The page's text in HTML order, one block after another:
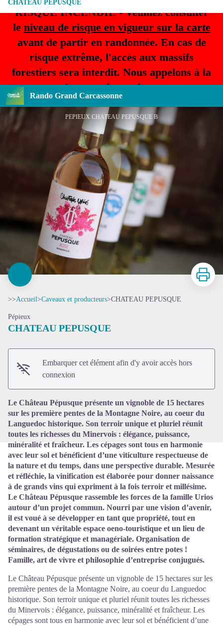
RISQUE INCENDIE - Veuillez consulter
le niveau de risque en vigueur sur la carte
avant de partir en randonnée. En cas de
risque extrême, l'accès aux massifs
forestiers sera interdit. Nous appelons à la
plus grande prudence.
Rando Grand Carcassonne
CHATEAU PEPUSQUE
PEPIEUX CHATEAU PEPUSQUE B
Voir l'image en plein écran
Imprimer
>>Accueil>Caveaux et producteurs>CHATEAU PEPUSQUE
Pépieux
CHATEAU PEPUSQUE
Embarquer cet élément afin d'y avoir accès hors
connexion
Le Château Pépusque présente un vignoble de 15 hectares
sur les première pentes de la Montagne Noire, au coeur du
Languedoc historique. Son terroir unique et pluriel réunit
toutes les richesses du Minervois : élégance, puissance,
minéralité et fraîcheur. Les cépages sont tous en harmonie
avec leur sol et bénéficient d’une viticulture respectueuse de
la nature et du temps, dans une perspective durable. Mesurée
et réfléchie, la vinification est élaborée pour donner naissance
à de grands vins qui expriment à la fois terroir et millésime.
Le Château Pépusque rassemble les forces de la famille Urios
autour d’un projet commun. Nourri par une vision d’avenir,
il est voué à se développer en tant que propriété, tout en
devenant un véritable espace oeno-touristique et un lieu de
formation stratégique et managériale. Organisation de
séminaires, de dégustations ou de soirées entre potes !
Famille, art de vivre et philosophie d’entreprise conjugués.
Le Château Pépusque présente un vignoble de 15 hectares sur les
première pentes de la Montagne Noire, au coeur du Languedoc
historique. Son terroir unique et pluriel réunit toutes les richesses
du Minervois : élégance, puissance, minéralité et fraîcheur. Les
cépages sont tous en harmonie avec leur sol et bénéficient d’une